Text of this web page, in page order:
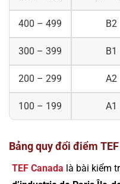
400 – 499 B2
300 – 399 B1
200 – 299 A2
100 – 199 A1
Bảng quy đổi điểm
TEF Canada là bài kiểm